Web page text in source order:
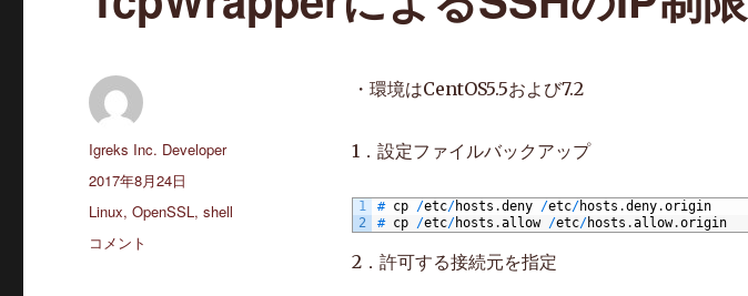
・環境はCentOS5.5および7.2
1．設定ファイルバックアップ
1
2
# cp /etc/hosts .deny /etc/hosts .deny.origin
# cp /etc/hosts .allow /etc/hosts .allow.origin
2．許可する接続元を指定
投
稿
Igreks Inc. Developer
投
稿
2017年8月24日
カ
テ
Linux,OpenSSL,shell
TcpWrapper
コメント